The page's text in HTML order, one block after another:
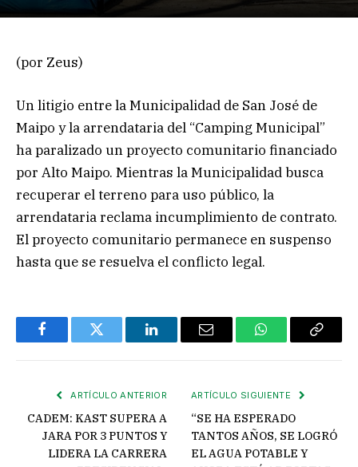
(por Zeus)
Un litigio entre la Municipalidad de San José de
Maipo y la arrendataria del “Camping Municipal”
ha paralizado un proyecto comunitario financiado
por Alto Maipo. Mientras la Municipalidad busca
recuperar el terreno para uso público, la
arrendataria reclama incumplimiento de contrato.
El proyecto comunitario permanece en suspenso
hasta que se resuelva el conflicto legal.
FacebookTwitter LinkedInEmail WhatsAppCopiar
ARTÍCULO ANTERIOR
CADEM: KAST SUPERA A
JARA POR 3 PUNTOS Y
LIDERA LA CARRERA
ARTÍCULO SIGUIENTE
“SE HA ESPERADO
TANTOS AÑOS, SE LOGRÓ
EL AGUA POTABLE Y